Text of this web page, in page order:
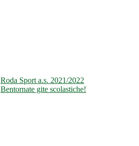
Roda Sport a.s. 2021/2022
Bentornate gite scolastiche!